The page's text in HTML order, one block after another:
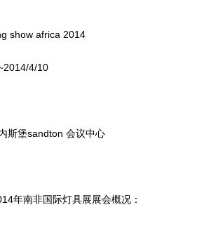
show africa 2014
4/10
斯堡sandton 会议中心
年南非国际灯具展展会概况：